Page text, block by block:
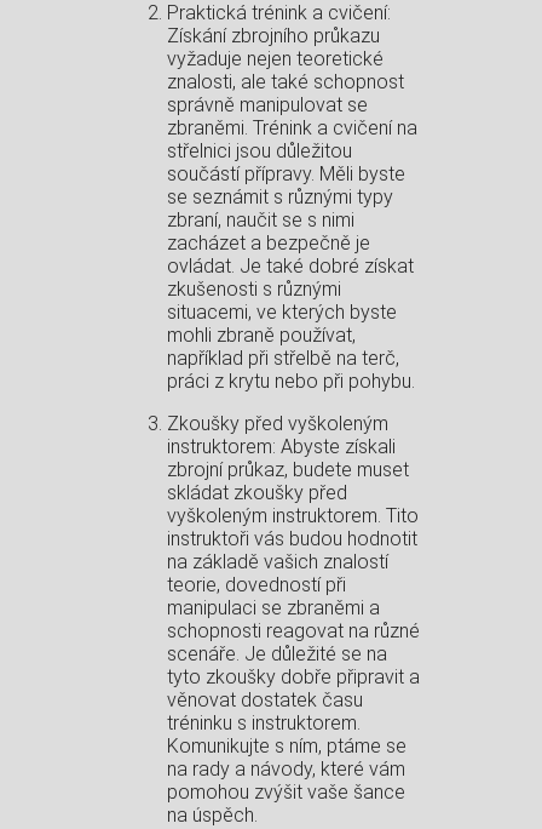
Praktická trénink a cvičení:
Získání zbrojního průkazu
vyžaduje nejen teoretické
znalosti, ale také schopnost
správně manipulovat se
zbraněmi. Trénink a cvičení na
střelnici jsou důležitou
součástí přípravy. Měli byste
se seznámit s různými typy
zbraní, naučit se s nimi
zacházet a bezpečně je
ovládat. Je také dobré získat
zkušenosti s různými
situacemi, ve kterých byste
mohli zbraně používat,
například při střelbě na terč,
práci z krytu nebo při pohybu.
Zkoušky před vyškoleným
instruktorem: Abyste získali
zbrojní průkaz, budete muset
skládat zkoušky před
vyškoleným instruktorem. Tito
instruktoři vás budou hodnotit
na základě vašich znalostí
teorie, dovedností při
manipulaci se zbraněmi a
schopnosti reagovat na různé
scenáře. Je důležité se na
tyto zkoušky dobře připravit a
věnovat dostatek času
tréninku s instruktorem.
Komunikujte s ním, ptáme se
na rady a návody, které vám
pomohou zvýšit vaše šance
na úspěch.